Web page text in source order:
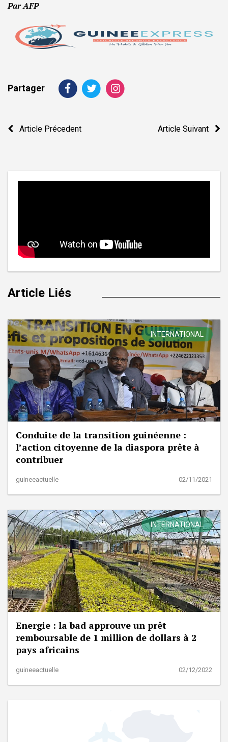
Par AFP
Partager
Navigation
Article Précedent Article Suivant
Article Liés
INTERNATIONAL
Conduite de la transition guinéenne :
l’action citoyenne de la diaspora prête à
contribuer
guineeactuelle 02/11/2021
INTERNATIONAL
Energie : la bad approuve un prêt
remboursable de 1 million de dollars à 2
pays africains
guineeactuelle 02/12/2022